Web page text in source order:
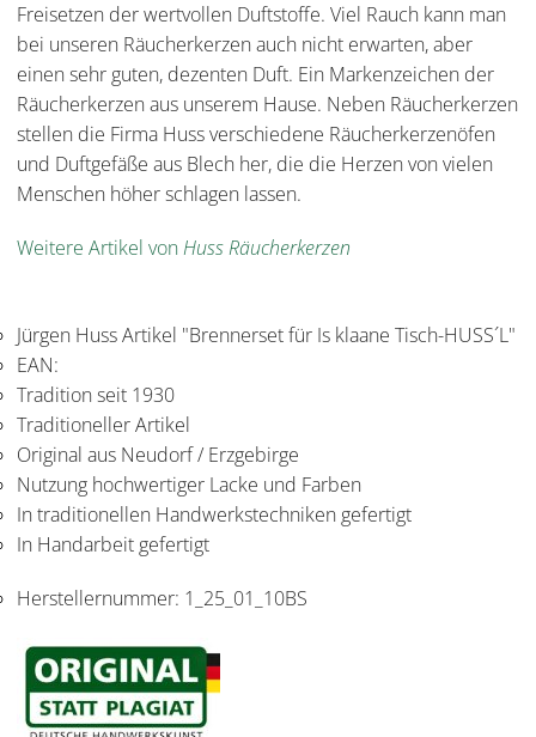
Freisetzen der wertvollen Duftstoffe. Viel Rauch kann man
bei unseren Räucherkerzen auch nicht erwarten, aber
einen sehr guten, dezenten Duft. Ein Markenzeichen der
Räucherkerzen aus unserem Hause. Neben Räucherkerzen
stellen die Firma Huss verschiedene Räucherkerzenöfen
und Duftgefäße aus Blech her, die die Herzen von vielen
Menschen höher schlagen lassen.
Weitere Artikel vonHuss Räucherkerzen
Jürgen Huss Artikel "Brennerset für Is klaane Tisch-HUSS´L"
EAN:
Tradition seit 1930
Traditioneller Artikel
Original aus Neudorf / Erzgebirge
Nutzung hochwertiger Lacke und Farben
In traditionellen Handwerkstechniken gefertigt
In Handarbeit gefertigt
Herstellernummer: 1_25_01_10BS